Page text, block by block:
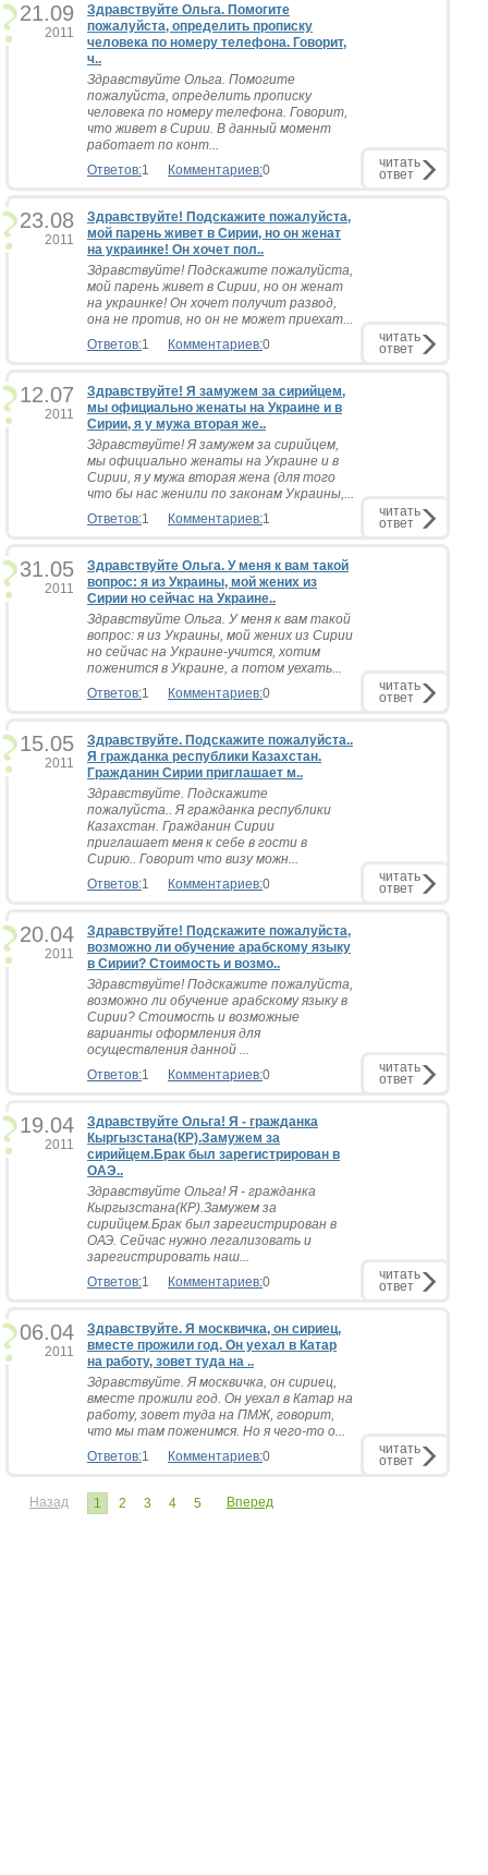
21.09
2011
Здравствуйте Ольга. Помогите
пожалуйста, определить прописку
человека по номеру телефона. Говорит,
ч..
Здравствуйте Ольга. Помогите
пожалуйста, определить прописку
человека по номеру телефона. Говорит,
что живет в Сирии. В данный момент
работает по конт...
Ответов:1 Комментариев:0 читать
ответ
23.08
2011
Здравствуйте! Подскажите пожалуйста,
мой парень живет в Сирии, но он женат
на украинке! Он хочет пол..
Здравствуйте! Подскажите пожалуйста,
мой парень живет в Сирии, но он женат
на украинке! Он хочет получит развод,
она не против, но он не может приехат...
Ответов:1 Комментариев:0 читать
ответ
12.07
2011
Здравствуйте! Я замужем за сирийцем,
мы официально женаты на Украине и в
Сирии, я у мужа вторая же..
Здравствуйте! Я замужем за сирийцем,
мы официально женаты на Украине и в
Сирии, я у мужа вторая жена (для того
что бы нас женили по законам Украины,...
Ответов:1 Комментариев:1 читать
ответ
31.05
2011
Здравствуйте Ольга. У меня к вам такой
вопрос: я из Украины, мой жених из
Сирии но сейчас на Украине..
Здравствуйте Ольга. У меня к вам такой
вопрос: я из Украины, мой жених из Сирии
но сейчас на Украине-учится, хотим
поженится в Украине, а потом уехать...
Ответов:1 Комментариев:0 читать
ответ
15.05
2011
Здравствуйте. Подскажите пожалуйста..
Я гражданка республики Казахстан.
Гражданин Сирии приглашает м..
Здравствуйте. Подскажите
пожалуйста.. Я гражданка республики
Казахстан. Гражданин Сирии
приглашает меня к себе в гости в
Сирию.. Говорит что визу можн...
Ответов:1 Комментариев:0 читать
ответ
20.04
2011
Здравствуйте! Подскажите пожалуйста,
возможно ли обучение арабскому языку
в Сирии? Стоимость и возмо..
Здравствуйте! Подскажите пожалуйста,
возможно ли обучение арабскому языку в
Сирии? Стоимость и возможные
варианты оформления для
осуществления данной ...
Ответов:1 Комментариев:0 читать
ответ
19.04
2011
Здравствуйте Ольга! Я - гражданка
Кыргызстана(КР).Замужем за
сирийцем.Брак был зарегистрирован в
ОАЭ..
Здравствуйте Ольга! Я - гражданка
Кыргызстана(КР).Замужем за
сирийцем.Брак был зарегистрирован в
ОАЭ. Сейчас нужно легализовать и
зарегистрировать наш...
Ответов:1 Комментариев:0 читать
ответ
06.04
2011
Здравствуйте. Я москвичка, он сириец,
вместе прожили год. Он уехал в Катар
на работу, зовет туда на ..
Здравствуйте. Я москвичка, он сириец,
вместе прожили год. Он уехал в Катар на
работу, зовет туда на ПМЖ, говорит,
что мы там поженимся. Но я чего-то о...
Ответов:1 Комментариев:0 читать
ответ
Назад 1 2 3 4 5 Вперед